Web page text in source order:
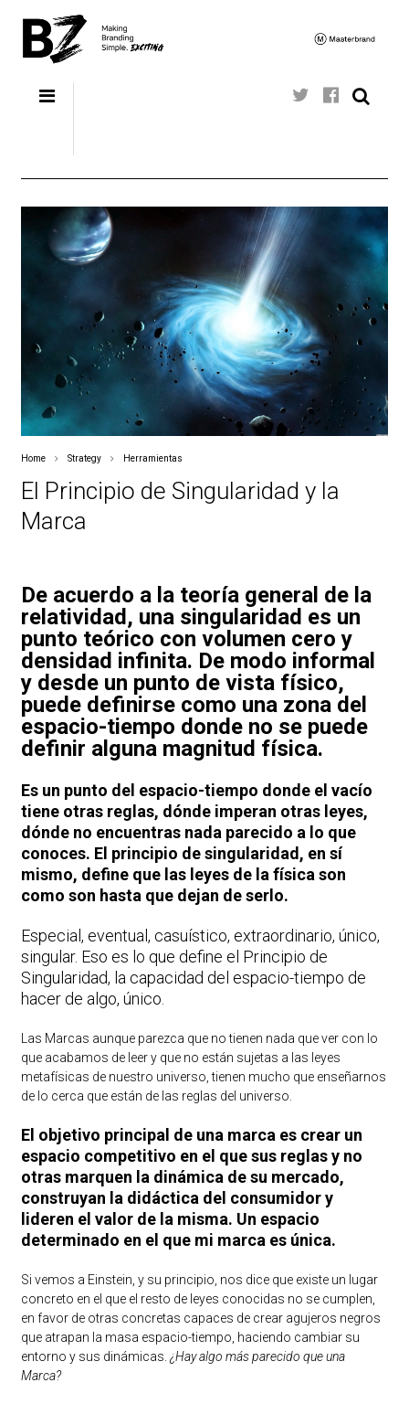
Home Strategy Herramientas
El Principio de Singularidad y la
Marca
De acuerdo a la teoría general de la
relatividad, una singularidad es un
punto teórico con volumen cero y
densidad infinita. De modo informal
y desde un punto de vista físico,
puede definirse como una zona del
espacio-tiempo donde no se puede
definir alguna magnitud física.
Es un punto del espacio-tiempo donde el vacío
tiene otras reglas, dónde imperan otras leyes,
dónde no encuentras nada parecido a lo que
conoces. El principio de singularidad, en sí
mismo, define que las leyes de la física son
como son hasta que dejan de serlo.
Especial, eventual, casuístico, extraordinario, único,
singular. Eso es lo que define el Principio de
Singularidad, la capacidad del espacio-tiempo de
hacer de algo, único.
Las Marcas aunque parezca que no tienen nada que ver con lo
que acabamos de leer y que no están sujetas a las leyes
metafísicas de nuestro universo, tienen mucho que enseñarnos
de lo cerca que están de las reglas del universo.
El objetivo principal de una marca es crear un
espacio competitivo en el que sus reglas y no
otras marquen la dinámica de su mercado,
construyan la didáctica del consumidor y
lideren el valor de la misma. Un espacio
determinado en el que mi marca es única.
Si vemos a Einstein, y su principio, nos dice que existe un lugar
concreto en el que el resto de leyes conocidas no se cumplen,
en favor de otras concretas capaces de crear agujeros negros
que atrapan la masa espacio-tiempo, haciendo cambiar su
entorno y sus dinámicas. ¿Hay algo más parecido que una
Marca?